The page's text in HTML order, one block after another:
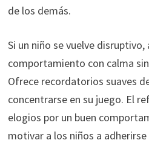
de los demás.
Si un niño se vuelve disruptivo,
comportamiento con calma
Ofrece recordatorios suaves
concentrarse en su juego. El
elogios por un buen
motivar a los niños a adherirse